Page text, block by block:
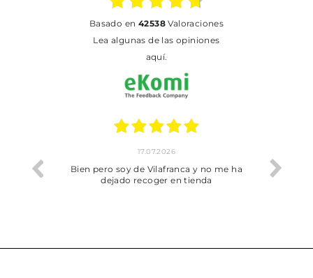
basado en 42538Valoraciones
Lea algunas de las opiniones
aquí.
trobat
17.07.2026
Bien pero soy de Vilafranca y no me ha
dejado recoger en tienda